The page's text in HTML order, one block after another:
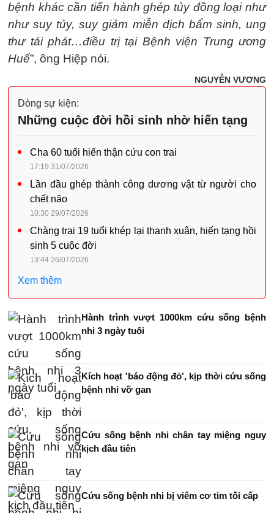
bệnh khác cần tiến hành ghép tủy đồng loại như
như suy tủy, suy giảm miễn dịch bẩm sinh, ung
thư tái phát…điều trị tại Bệnh viện Trung ương
Huế”, ông Hiệp nói.
NGUYỄN VƯƠNG
Dòng sự kiện:
Những cuộc đời hồi sinh nhờ hiến tạng
Cha 60 tuổi hiến thận cứu con trai
17:19 31/07/2026
Lần đầu ghép thành công dương vật từ người cho
chết não
10:30 29/07/2026
Chàng trai 19 tuổi khép lại thanh xuân, hiến tạng hồi
sinh 5 cuộc đời
13:44 26/07/2026
Xem thêm
Hành trình vượt 1000km cứu sống bệnh
nhi 3 ngày tuổi
Kích hoạt 'báo động đỏ', kịp thời cứu sống
bệnh nhi vỡ gan
Cứu sống bệnh nhi chân tay miệng nguy
kịch đầu tiên
Cứu sống bệnh nhi bị viêm cơ tim tối cấp